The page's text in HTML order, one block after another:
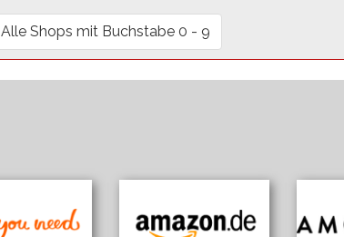
Alle Shops mit Buchstabe 0 - 9